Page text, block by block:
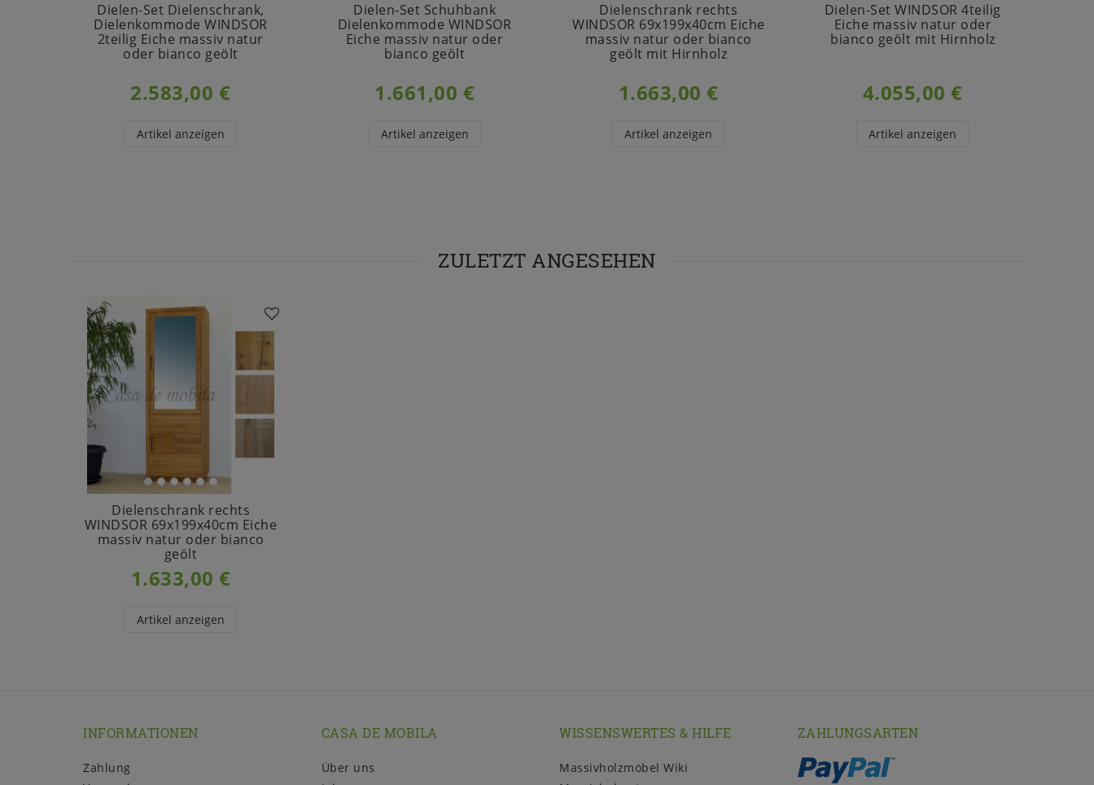
Dielen-Set Dielenschrank,
Dielenkommode WINDSOR
2teilig Eiche massiv natur
oder bianco geölt
2.583,00 €
Artikel anzeigen
Dielen-Set Schuhbank
Dielenkommode WINDSOR
Eiche massiv natur oder
bianco geölt
1.661,00 €
Artikel anzeigen
Dielenschrank rechts
WINDSOR 69x199x40cm Eiche
massiv natur oder bianco
geölt mit Hirnholz
1.663,00 €
Artikel anzeigen
Dielen-Set WINDSOR 4teilig
Eiche massiv natur oder
bianco geölt mit Hirnholz
4.055,00 €
Artikel anzeigen
ZULETZT ANGESEHEN
Dielenschrank rechts
WINDSOR 69x199x40cm Eiche
massiv natur oder bianco
geölt
1.633,00 €
Artikel anzeigen
INFORMATIONEN
Zahlung
CASA DE MOBILA
Über uns
WISSENSWERTES & HILFE
Massivholzmöbel Wiki
ZAHLUNGSARTEN